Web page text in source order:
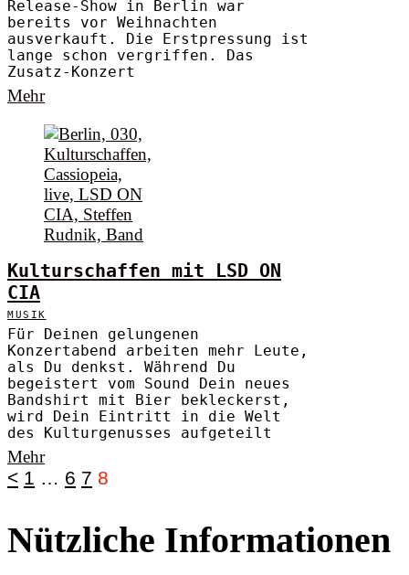
Release-Show in Berlin war
bereits vor Weihnachten
ausverkauft. Die Erstpressung ist
lange schon vergriffen. Das
Zusatz-Konzert
Mehr
Kulturschaffen mit LSD ON
CIA
MUSIK
Für Deinen gelungenen
Konzertabend arbeiten mehr Leute,
als Du denkst. Während Du
begeistert vom Sound Dein neues
Bandshirt mit Bier bekleckerst,
wird Dein Eintritt in die Welt
des Kulturgenusses aufgeteilt
Mehr
< 1 … 6 7 8
Nützliche Informationen